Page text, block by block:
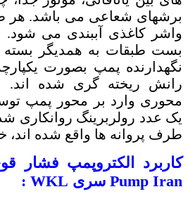
برشهای شعاعی می باشد. هر
واشر کاغذی آببندی می شود.
بست طبقات به همدیگر بسته
نگهدارنده پمپ بصورت
رانش ریخته گری شده اند.
محوری وارد بر محور پمپ
یک عدد رولربرینگ روانکاری
طرف پروانه ها واقع شده اند،
کاربرد الکتروپمپ فشار
Pump Iran سری WKL
: